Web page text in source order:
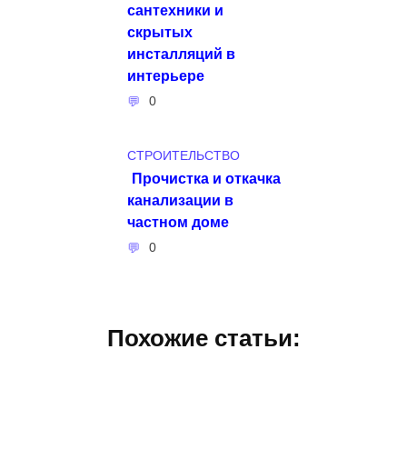
сантехники и
скрытых
инсталляций в
интерьере
0
СТРОИТЕЛЬСТВО
Прочистка и откачка
канализации в
частном доме
0
Похожие статьи: